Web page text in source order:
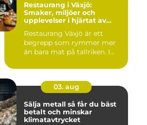
Restaurang i Växjö:
Smaker, miljöer och
upplevelser i hjärtat av
Restaurang Växjö är ett
begrepp som rymmer mer
än bara mat på tallriken. I...
03. aug
Sälja metall så får du bäst
betalt och minskar
klimatavtrycket